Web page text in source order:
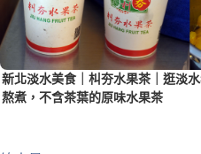
新北淡水美食｜朻夯水果茶｜逛淡
熬煮，不含茶葉的原味水果茶